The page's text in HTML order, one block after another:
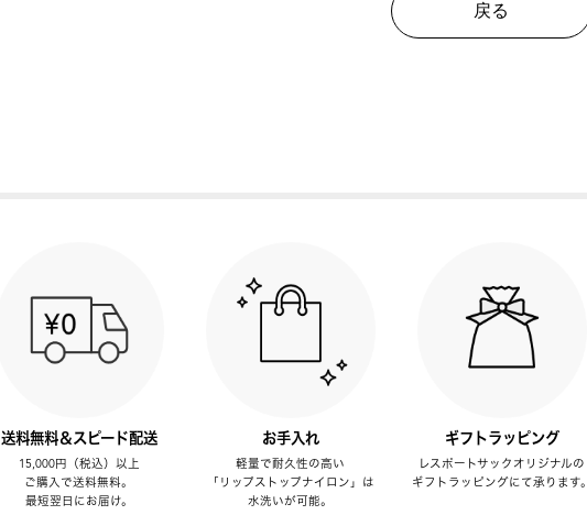
戻る
送料無料＆スピード配送
15,000円（税込）以上
ご購入で送料無料。
最短翌日にお届け。
お手入れ
軽量で耐久性の高い
「リップストップナイロン」は
水洗いが可能。
ギフトラッピング
レスポートサックオリジナルの
ギフトラッピングにて承ります。